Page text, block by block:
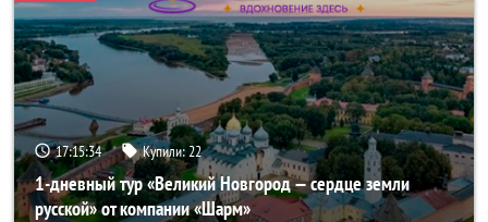
17:15:33 Купили: 22
1-дневный тур «Великий Новгород — сердце земли
русской» от компании «Шарм»